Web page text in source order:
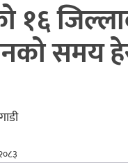
१६
समय